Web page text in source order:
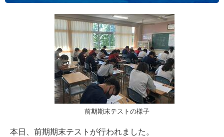
前期期末テストの様子
本日、前期期末テストが行われました。